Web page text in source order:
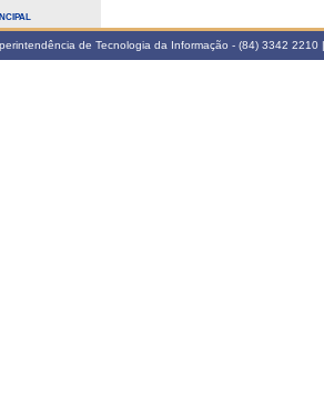
de Tecnologia da Informação - (84) 3342